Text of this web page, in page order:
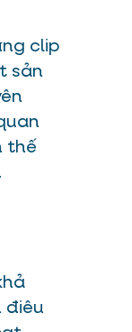
clip
sản
thế
điêu